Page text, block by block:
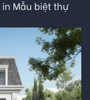
in Mẫu biệt thự